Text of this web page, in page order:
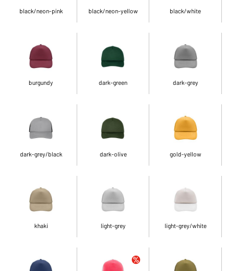
black/neon-pink black/neon-yellow black/white
burgundy dark-green dark-grey
dark-grey/black dark-olive gold-yellow
khaki light-grey light-grey/white